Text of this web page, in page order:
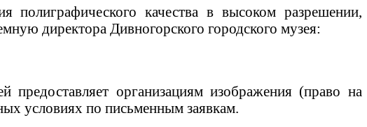
качества в высоком разрешении,
директора Дивногорского городского музея:
предоставляет организациям изображения (право на
условиях по письменным заявкам.